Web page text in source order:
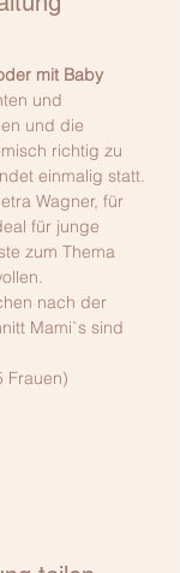
mit Baby
und
und die
richtig zu
einmalig statt.
Wagner, für
für junge
zum Thema
nach der
Mami`s sind
Frauen)